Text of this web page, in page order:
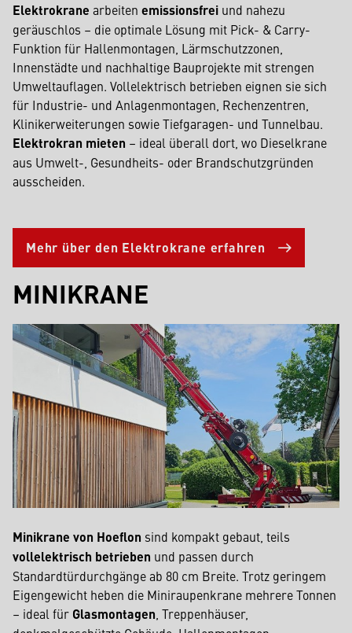
Elektrokrane arbeiten emissionsfrei und nahezu
geräuschlos – die optimale Lösung mit Pick- & Carry-
Funktion für Hallenmontagen, Lärmschutzzonen,
Innenstädte und nachhaltige Bauprojekte mit strengen
Umweltauflagen. Vollelektrisch betrieben eignen sie sich
für Industrie- und Anlagenmontagen, Rechenzentren,
Klinikerweiterungen sowie Tiefgaragen- und Tunnelbau.
Elektrokran mieten – ideal überall dort, wo Diesel­krane
aus Umwelt-, Gesundheits- oder Brandschutzgründen
ausscheiden.
Mehr über den Elektrokrane erfahren
MINIKRANE
Minikrane von Hoeflon sind kompakt gebaut, teils
vollelektrisch betrieben und passen durch
Standardtürdurchgänge ab 80 cm Breite. Trotz geringem
Eigengewicht heben die Miniraupenkrane mehrere Tonnen
– ideal für Glasmontagen , Treppenhäuser,